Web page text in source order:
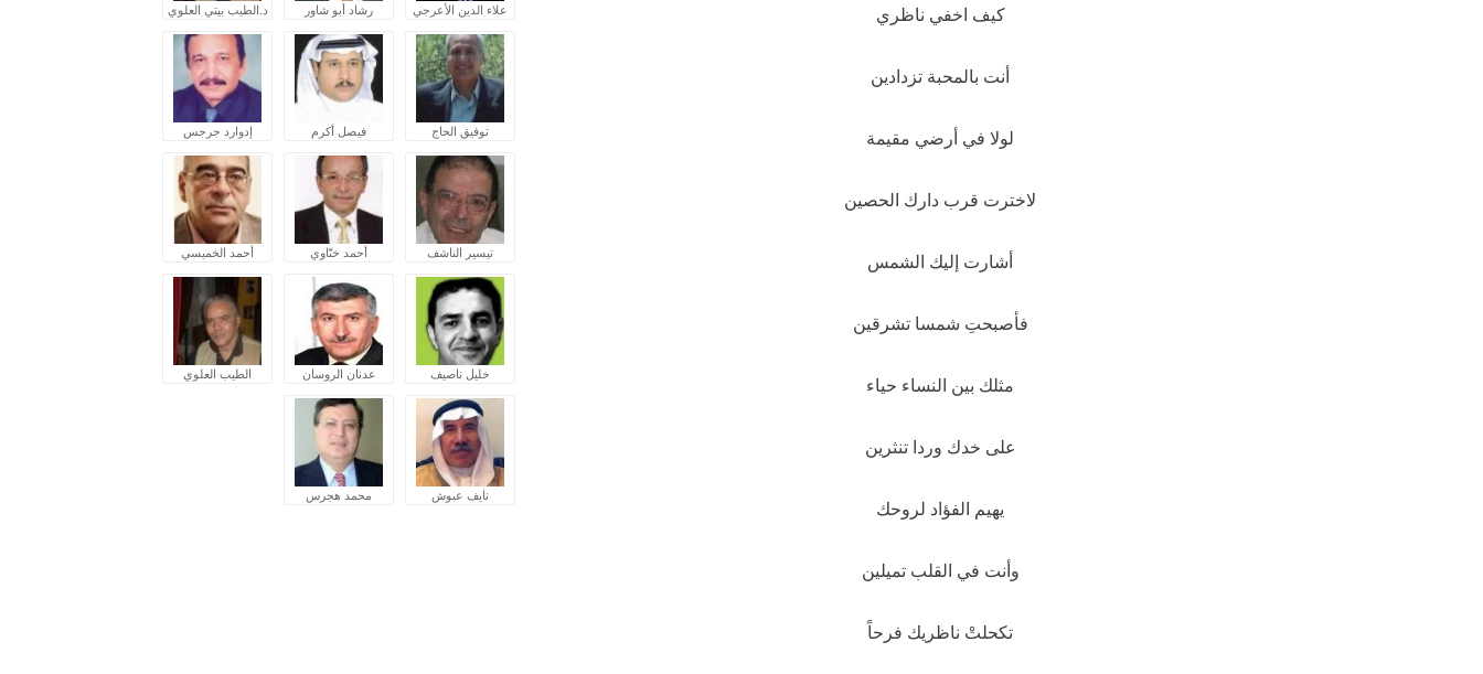
كيف اخفي ناظري
أنت بالمحبة تزدادين
لولا في أرضي مقيمة
لاخترت قرب دارك الحصين
أشارت إليك الشمس
فأصبحتِ شمسا تشرقين
مثلك بين النساء حياء
على خدك وردا تنثرين
يهيم الفؤاد لروحك
وأنت في القلب تميلين
تكحلتْ ناظريك فرحاً
علاء الدين الأعرجي رشاد أبو شاور د.الطيب بيتي العلوي
توفيق الحاج فيصل أكرم إدوارد جرجس
تيسير الناشف أحمد ختّاوي أحمد الخميسي
خليل ناصيف عدنان الروسان الطيب العلوي
نايف عبوش محمد هجرس